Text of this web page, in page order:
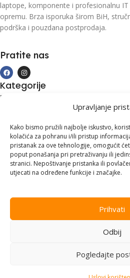
Upravljanje
Kako bismo pružili najbolje iskustvo,
kolačića za pohranu i/ili pristup
pristanak za ove tehnologije, omogućit
poput ponašanja pri pretraživanju ili
stranici. Nepoštivanje pristanka ili
utjecati na određene funkcije i značajke.
Prihvati
Odbij
Pogledajte
laptope, komponente i profesionalnu IT
opremu. Brza isporuka širom BiH,
podrška i pouzdana postprodaja.
Pratite nas
Kategorije
Kupovina i podrška
Kontakt informacije
Branilaca Bosne, 75 300 Lukavac
+387 35 555 999
info@pconer.ba
Vision.